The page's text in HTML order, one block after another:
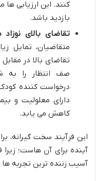
کنند. این ارزیابی
بازدید باشد.
تقاضای بالای نوزاد
متقاضیان، تمایل
تقاضای بالا در
صف انتظار را به
درخواست کننده
دارای معلولیت و
کاهش می یابد.
این فرآیند سخت گیرانه،
آینده برای آن هاست؛
آسیب زننده ترین تجربه